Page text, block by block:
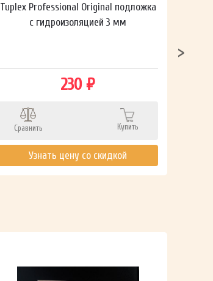
Tuplex Professional Original подложка
с гидроизоляцией 3 мм
230 ₽
Сравнить Купить
Узнать цену со скидкой